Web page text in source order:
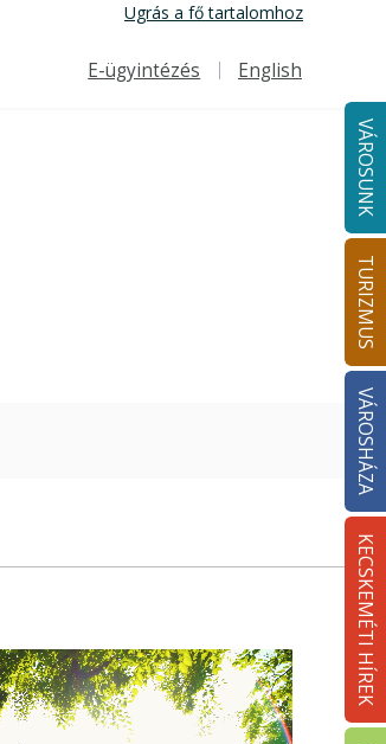
Ugrás a fő tartalomhoz
Felső navigáció
E-ügyintézés English
VÁROSUNK
TURIZMUS
VÁROSHÁZA
KECSKEMÉTI HÍREK